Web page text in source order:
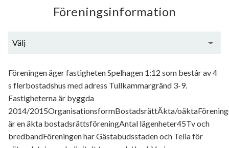
Föreningsinformation
Välj
Föreningen äger fastigheten Spelhagen 1:12 som består av 4
s flerbostadshus med adress Tullkammargränd 3-9.
Fastigheterna är byggda
2014/2015OrganisationsformBostadsrättÄkta/
är en äkta bostadsrättsföreningAntal lägenheter45Tv och
bredbandFöreningen har Gästabudsstaden och Telia för